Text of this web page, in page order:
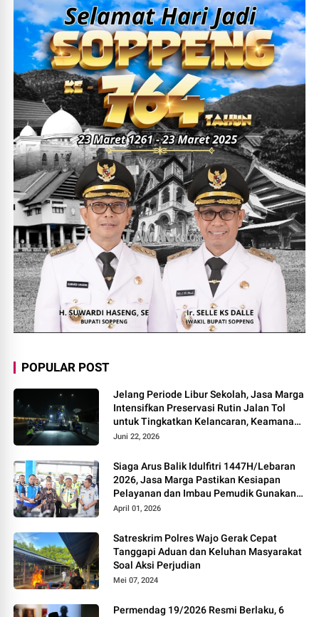
POPULAR POST
Jelang Periode Libur Sekolah, Jasa Marga
Intensifkan Preservasi Rutin Jalan Tol
untuk Tingkatkan Kelancaran, Keamanan
dan Kenyamanan Perjalanan
Juni 22, 2026
Siaga Arus Balik Idulfitri 1447H/Lebaran
2026, Jasa Marga Pastikan Kesiapan
Pelayanan dan Imbau Pemudik Gunakan
Rest Area Alternatif
April 01, 2026
Satreskrim Polres Wajo Gerak Cepat
Tanggapi Aduan dan Keluhan Masyarakat
Soal Aksi Perjudian
Mei 07, 2024
Permendag 19/2026 Resmi Berlaku, 6